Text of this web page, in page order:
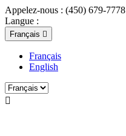
Appelez-nous : (450) 679-7778
Langue :
Français 
Français
English
